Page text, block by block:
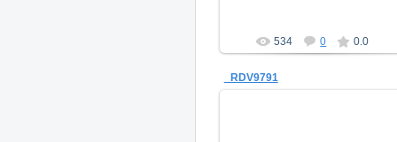
534 0 0.0
_RDV9791